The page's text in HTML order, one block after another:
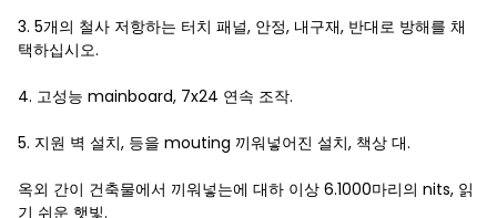
3. 5개의 철사 저항하는 터치 패널, 안정, 내구재, 반대로 방해를 채
택하십시오.
4. 고성능 mainboard, 7x24 연속 조작.
5. 지원 벽 설치, 등을 mouting 끼워넣어진 설치, 책상 대.
옥외 간이 건축물에서 끼워넣는에 대하 이상 6.1000마리의 nits, 읽
기 쉬운 햇빛.